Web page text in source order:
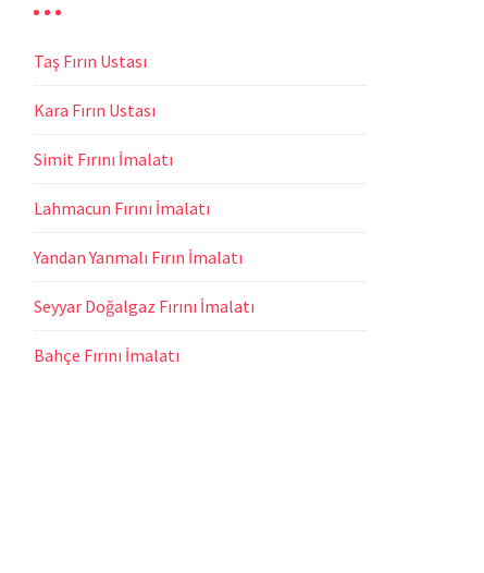
Taş Fırın Ustası
Kara Fırın Ustası
Simit Fırını İmalatı
Lahmacun Fırını İmalatı
Yandan Yanmalı Fırın İmalatı
Seyyar Doğalgaz Fırını İmalatı
Bahçe Fırını İmalatı